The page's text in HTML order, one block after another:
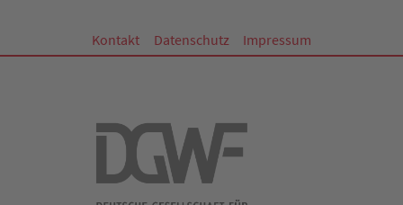
Kontakt Datenschutz Impressum